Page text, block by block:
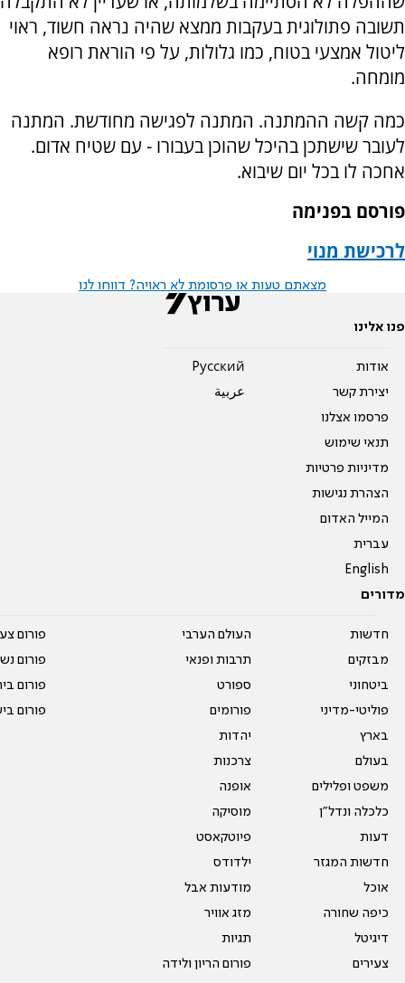
תשובה פתולוגית בעקבות ממצא שהיה נראה חשוד, ראוי
ליטול אמצעי בטוח, כמו גלולות, על פי הוראת רופא
מומחה.
כמה קשה ההמתנה. המתנה לפגישה מחודשת. המתנה
לעובר שישתכן בהיכל שהוכן בעבורו - עם שטיח אדום.
אחכה לו בכל יום שיבוא.
פורסם בפנימה
לרכישת מנוי
מצאתם טעות או פרסומת לא ראויה? דווחו לנו
פנו אלינו
אודות
יצירת קשר
פרסמו אצלנו
תנאי שימוש
מדיניות פרטיות
הצהרת נגישות
המייל האדום
עברית
English
Pусский
عربية
מדורים
חדשות
מבזקים
ביטחוני
פוליטי-מדיני
בארץ
בעולם
משפט ופלילים
כלכלה ונדל"ן
דעות
חדשות המגזר
אוכל
כיפה שחורה
דיגיטל
צעירים
העולם הערבי
תרבות ופנאי
ספורט
פורומים
יהדות
צרכנות
אופנה
מוסיקה
פיוטקאסט
ילדודס
מודעות אבל
מזג אוויר
תגיות
פורום הריון ולידה
פורום
פורום
פורום
פורום